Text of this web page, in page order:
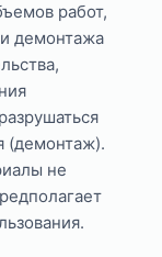
работ,
демонтажа
(демонтаж).
не